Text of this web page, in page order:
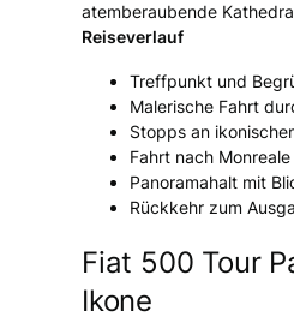
atemberaubende
Reiseverlauf
Treffpunkt und
Malerische Fahrt
Stopps an
Fahrt nach
Panoramahalt mit
Rückkehr zum
Fiat 500 Tour
Ikone